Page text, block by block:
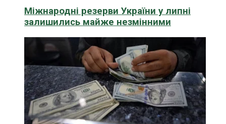
Міжнародні резерви України у липні
залишились майже незмінними